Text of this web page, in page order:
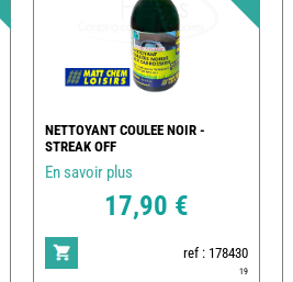
NETTOYANT COULEE NOIR -
STREAK OFF
En savoir plus
17,90 €
ref : 178430
19